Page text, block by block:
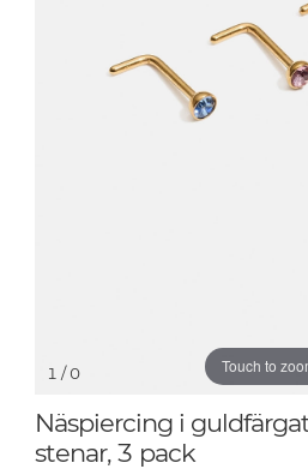
Touch to
1 / 0
Näspiercing i
stenar, 3 pack